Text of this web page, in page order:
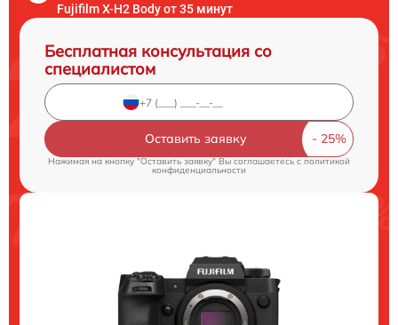
Fujifilm X-H2 Body от 35 минут
Бесплатная консультация со
специалистом
Оставить заявку
Нажимая на кнопку "Оставить заявку" Вы соглашаетесь c политикой
конфиденциальности